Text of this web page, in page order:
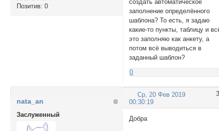
Позитив: 0
создать автоматическое
заполнение определённого
шаблона? То есть, я задаю
какие-то пункты, таблицу и
это заполняю как анкету, а
потом всё выводиться в
заданный шаблон?
0
3
Ср, 20 Фев 2019
00:30:19
nata_an
Заслуженный
Добра